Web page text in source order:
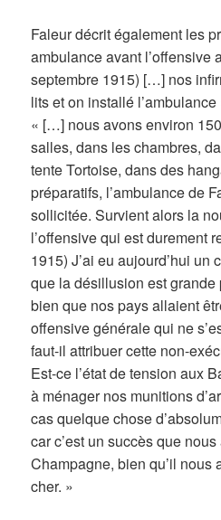
Faleur décrit également les
ambulance avant l’offensive
septembre 1915) […] nos
lits et on installé
« […] nous avons environ
salles, dans les chambres,
tente Tortoise, dans des
préparatifs, l’ambulance de
sollicitée. Survient alors la
l’offensive qui est durement
1915) J’ai eu aujourd’hui un
que la désillusion est grande
bien que nos pays allaient
offensive générale qui ne
faut-il attribuer cette non-
Est-ce l’état de tension aux
à ménager nos munitions
cas quelque chose
car c’est un succès que
Champagne, bien qu’il nous
cher. »